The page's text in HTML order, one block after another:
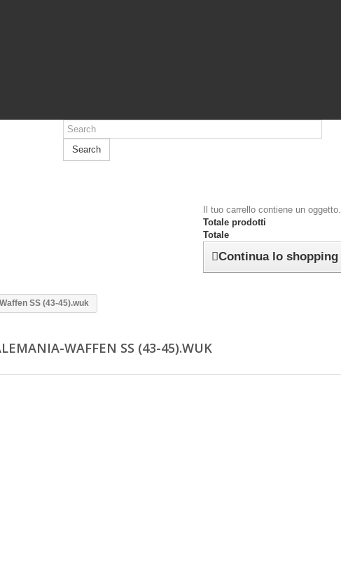
Search
Il tuo carrello contiene un oggetto.
Totale prodotti
Totale
Continua lo shopping
SS (43-45).wuk
WAFFEN SS (43-45).WUK